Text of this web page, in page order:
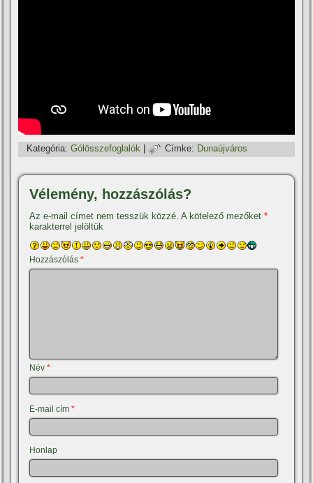
Kategória: Gólösszefoglalók | Címke: Dunaújváros
Vélemény, hozzászólás?
Az e-mail címet nem tesszük közzé. A kötelező mezőket*
karakterrel jelöltük
Hozzászólás*
Név*
E-mail cím*
Honlap